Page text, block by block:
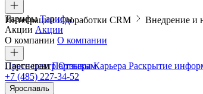
Интеграции и доработки CRM Внедрение и
ТарифыТарифы
Акции Акции
О компании О компании
Пресс-центрОтзывыКарьера Раскрытие
ПартнерамПартнерам
+7 (485) 227-34-52
Ярославль